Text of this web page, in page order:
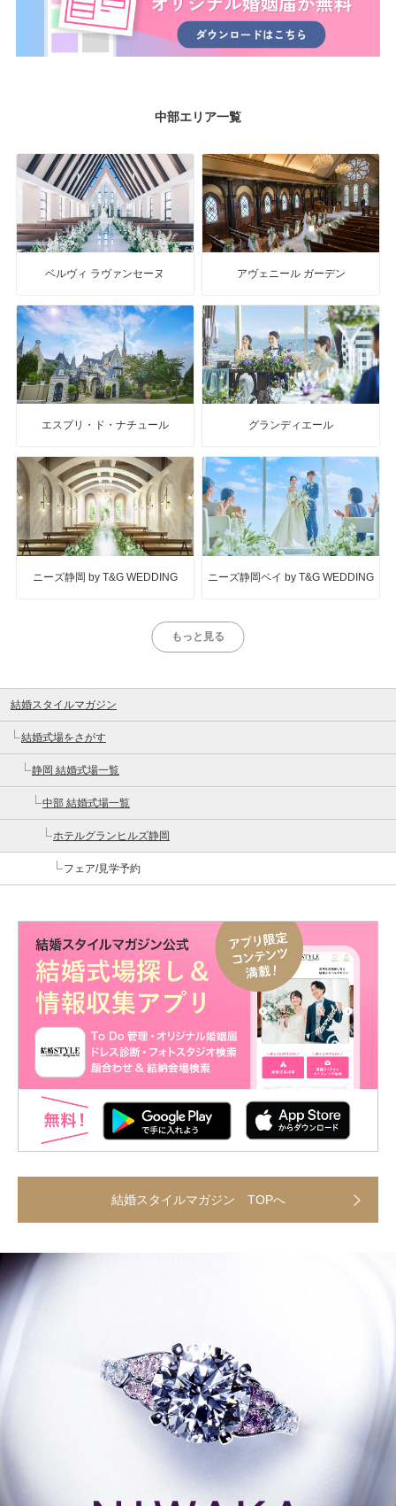
中部エリア一覧
ベルヴィ ラヴァンセーヌ アヴェニール ガーデン
エスプリ・ド・ナチュール グランディエール
ニーズ静岡 by T&G WEDDING ニーズ静岡ベイ by T&G WEDDING
もっと見る
結婚スタイルマガジン
結婚式場をさがす
静岡 結婚式場一覧
中部 結婚式場一覧
ホテルグランヒルズ静岡
フェア/見学予約
結婚スタイルマガジン TOPへ